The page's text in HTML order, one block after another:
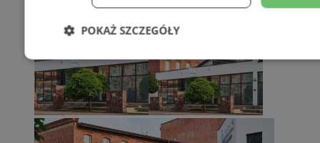
POKAŻ SZCZEGÓŁY
Niezbędne Wydajność
Niesklasyfikowane